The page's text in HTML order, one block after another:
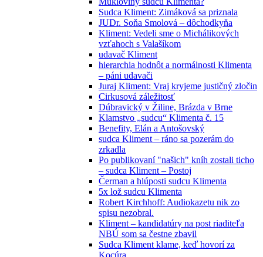
Sudca Kliment: Zimáková sa priznala
JUDr. Soňa Smolová – dôchodkyňa
Kliment: Vedeli sme o Michálikových
vzťahoch s Valašíkom
udavač Kliment
hierarchia hodnôt a normálnosti Klimenta
– páni udavači
Juraj Kliment: Vraj kryjeme justičný zločin
Cirkusová záležitosť
Dúbravický v Žiline, Brázda v Brne
Klamstvo „sudcu“ Klimenta č. 15
Benefity, Elán a Antošovský
sudca Kliment – ráno sa pozerám do
zrkadla
Po publikovaní "našich" kníh zostali ticho
– sudca Kliment – Postoj
Čerman a hlúposti sudcu Klimenta
5x lož sudcu Klimenta
Robert Kirchhoff: Audiokazetu nik zo
spisu nezobral.
Kliment – kandidatúry na post riaditeľa
NBÚ som sa čestne zbavil
Sudca Kliment klame, keď hovorí za
Kocúra